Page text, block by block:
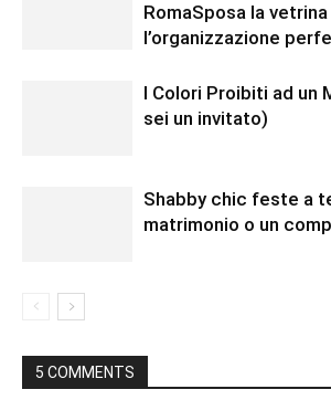
RomaSposa la
l’organizzazione
I Colori Proibiti ad un
sei un invitato)
Shabby chic feste a
matrimonio o un
5 COMMENTS